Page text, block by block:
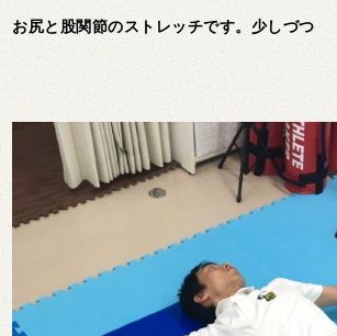
お尻と股関節のストレッチです。少しづつ